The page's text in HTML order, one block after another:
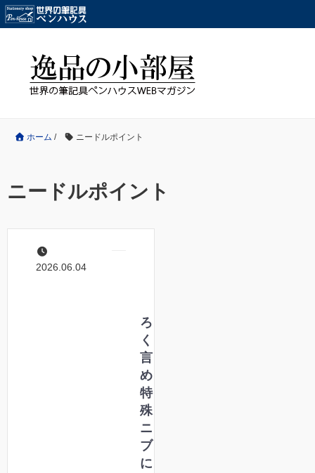
ホーム / ニードルポイント
ニードルポイント
2026.06.04
ろ
く
言
め
特
殊
ニ
ブ
に